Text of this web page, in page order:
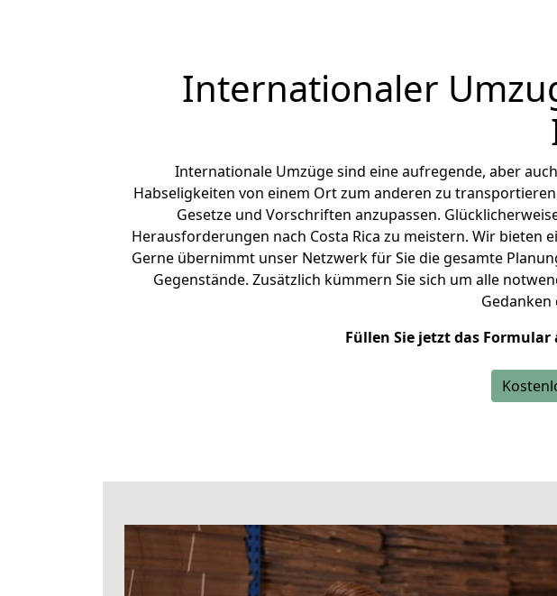
Internationaler
Internationale Umzüge sind eine aufregende, aber
Habseligkeiten von einem Ort zum anderen zu
Gesetze und Vorschriften anzupassen.
Herausforderungen nach Costa Rica zu meistern. Wir bieten
Gerne übernimmt unser Netzwerk für Sie die gesamte
Gegenstände. Zusätzlich kümmern Sie sich um alle
Füllen Sie jetzt das